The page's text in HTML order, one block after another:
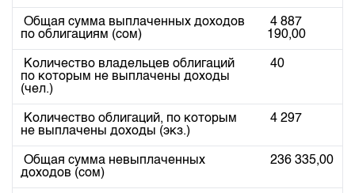
Контакты
Расписание аукционов по ГЦБ
Результаты аукционов ГЦБ
Объем ГЦБ в обращении
Результаты аукционов по депозитам
Общая сумма выплаченных доходов
по облигациям (сом)
4 887
190,00
Количество владельцев облигаций
по которым не выплачены доходы
(чел.)
40
Количество облигаций, по которым
не выплачены доходы (экз.)
4 297
Общая сумма невыплаченных
доходов (сом)
236 335,00